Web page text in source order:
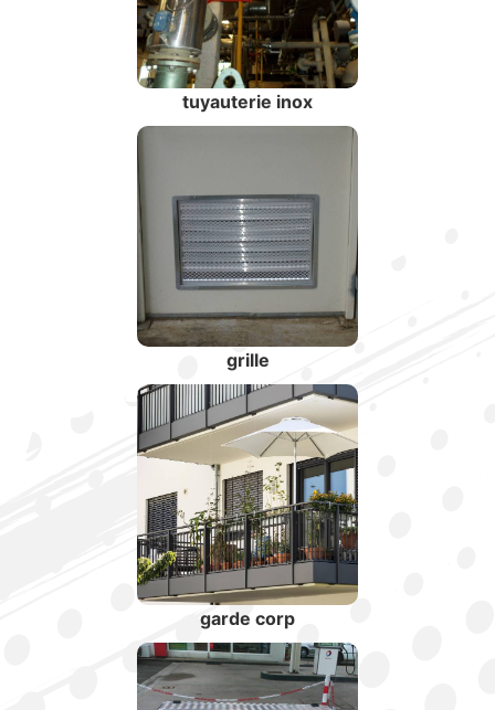
tuyauterie inox
grille
garde corp